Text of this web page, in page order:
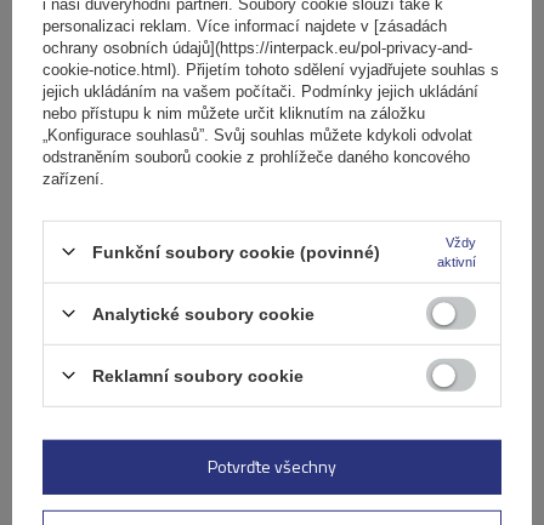
Ocelový střešní nosič Mont Blanc AMC 5019-S49
3 288,00 Kčs DPH
Již nyní zašleme10. srpna
Přidat
do
košíku
personalizaci reklam. Více informací najdete v [zásadách
ochrany osobních údajů](https://interpack.eu/pol-privacy-and-
cookie-notice.html). Přijetím tohoto sdělení vyjadřujete souhlas s
jejich ukládáním na vašem počítači. Podmínky jejich ukládání
nebo přístupu k nim můžete určit kliknutím na záložku
„Konfigurace souhlasů”. Svůj souhlas můžete kdykoli odvolat
odstraněním souborů cookie z prohlížeče daného koncového
zařízení.
Funkční soubory cookie (povinné)
Vždy
aktivní
Analytické soubory cookie
Reklamní soubory cookie
Potvrďte všechny